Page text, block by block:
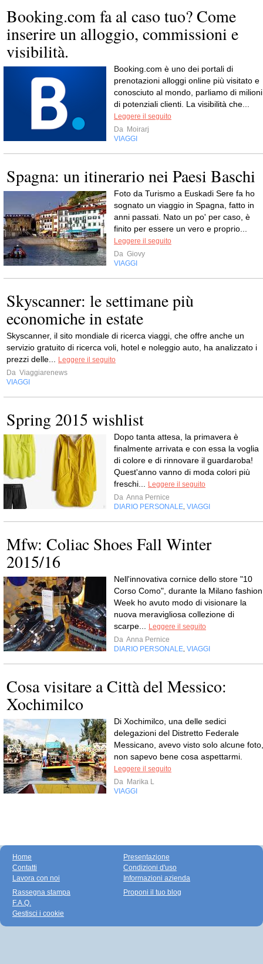
Booking.com fa al caso tuo? Come
inserire un alloggio, commissioni e
visibilità.
Booking.com è uno dei portali di
prenotazioni alloggi online più visitato e
conosciuto al mondo, parliamo di milioni
di potenziali clienti. La visibilità che...
Leggere il seguito
Da Moirarj
VIAGGI
Spagna: un itinerario nei Paesi Baschi
Foto da Turismo a Euskadi Sere fa ho
sognato un viaggio in Spagna, fatto in
anni passati. Nato un po' per caso, è
finito per essere un vero e proprio...
Leggere il seguito
Da Giovy
VIAGGI
Skyscanner: le settimane più
economiche in estate
Skyscanner, il sito mondiale di ricerca viaggi, che offre anche un
servizio gratuito di ricerca voli, hotel e noleggio auto, ha analizzato i
prezzi delle...
Leggere il seguito
Da Viaggiarenews
VIAGGI
Spring 2015 wishlist
Dopo tanta attesa, la primavera è
finalmente arrivata e con essa la voglia
di colore e di rinnovare il guardaroba!
Quest'anno vanno di moda colori più
freschi...
Leggere il seguito
Da Anna Pernice
DIARIO PERSONALE VIAGGI
Mfw: Coliac Shoes Fall Winter
2015/16
Nell'innovativa cornice dello store "10
Corso Como", durante la Milano fashion
Week ho avuto modo di visionare la
nuova meravigliosa collezione di
scarpe...
Leggere il seguito
Da Anna Pernice
DIARIO PERSONALE VIAGGI
Cosa visitare a Città del Messico:
Xochimilco
Di Xochimilco, una delle sedici
delegazioni del Distretto Federale
Messicano, avevo visto solo alcune foto,
non sapevo bene cosa aspettarmi.
Leggere il seguito
Da Marika L
VIAGGI
Home
Contatti
Lavora con noi
Presentazione
Condizioni d'uso
Informazioni azienda
Rassegna stampa
F.A.Q.
Gestisci i cookie
Proponi il tuo blog